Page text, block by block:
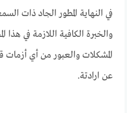
في النهاية المطور الجاد ذات
والخبرة الكافية اللازمة في
المشكلات والعبور من أي أزمات
عن ارادتة.